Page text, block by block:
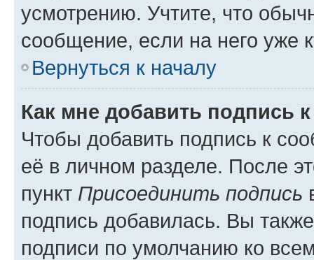
усмотрению. Учтите, что
сообщение, если на него уже
Вернуться к началу
Как мне добавить подпись
Чтобы добавить подпись к
её в личном разделе. После
пункт Присоединить подпись
подпись добавилась. Вы
подписи по умолчанию ко